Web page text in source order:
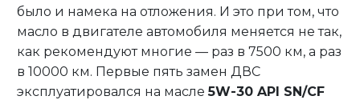
было и намека на отложения. И это при том, что
масло в двигателе автомобиля меняется не так,
как рекомендуют многие — раз в 7500 км, а раз
в 10000 км. Первые пять замен ДВС
эксплуатировался на масле5W-30 API SN/CF